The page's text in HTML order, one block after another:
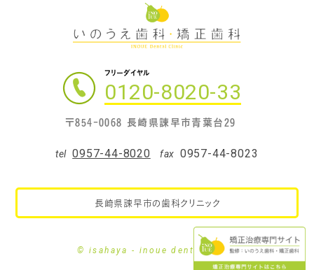
フリーダイヤル
0120-8020-33
〒854-0068 長崎県諫早市青葉台29
tel 0957-44-8020 fax 0957-44-8023
長崎県諫早市の歯科クリニック
© isahaya - inoue dental clinic